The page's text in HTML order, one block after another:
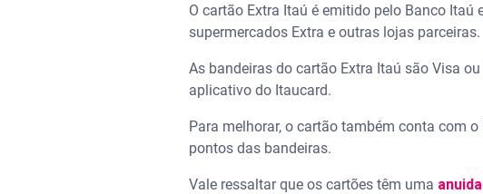
O cartão Extra Itaú é emitido pelo Banco
supermercados Extra e outras lojas parceiras.
As bandeiras do cartão Extra Itaú são Visa
aplicativo do Itaucard.
Para melhorar, o cartão também conta com
pontos das bandeiras.
Vale ressaltar que os cartões têm uma